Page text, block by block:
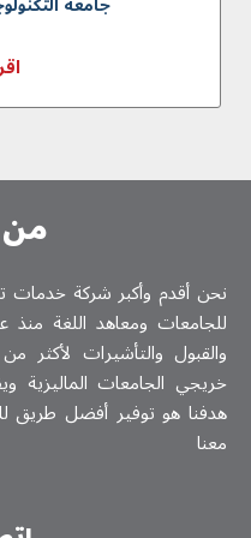
نحن أقدم وأكبر شركة خدمات
للجامعات ومعاهد اللغة منذ
والقبول والتأشيرات لأكثر
خريجي الجامعات الماليزية
هدفنا هو توفير أفضل طريق
معنا